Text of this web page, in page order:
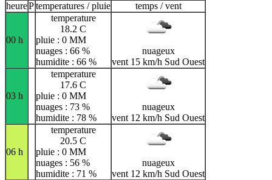
heurePtemperatures / pluie temps / vent
00 h
temperature
18.2 C
pluie : 0 MM
nuages : 66 %
humidite : 66 %
nuageux
vent 15 km/h Sud Ouest
03 h
temperature
17.6 C
pluie : 0 MM
nuages : 73 %
humidite : 78 %
nuageux
vent 12 km/h Sud Ouest
06 h
temperature
20.5 C
pluie : 0 MM
nuages : 56 %
humidite : 71 %
nuageux
vent 12 km/h Sud Ouest